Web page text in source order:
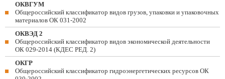
ОКВГУМ
Общероссийский классификатор видов грузов, упаковки и упаковочных
материалов ОК 031-2002
ОКВЭД 2
Общероссийский классификатор видов экономической деятельности
ОК 029-2014 (КДЕС РЕД. 2)
ОКГР
Общероссийский классификатор гидроэнергетических ресурсов ОК